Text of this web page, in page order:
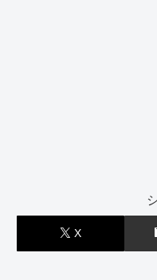
X